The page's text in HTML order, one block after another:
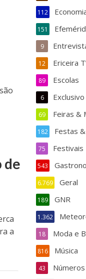
de
a
112
151
9
Ericeira
12
Escolas
89
6
Feiras &
69
Festas
182
Festivais
75
543
Geral
6.769
GNR
189
1.362
Moda e
18
Música
816
Números
43